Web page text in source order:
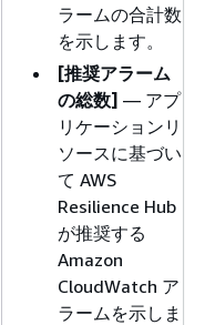
ラームの合計数
を示します。
[推奨アラーム
の総数] — アプ
リケーションリ
ソースに基づい
て AWS
Resilience Hub
が推奨する
Amazon
CloudWatch ア
ラームを示しま